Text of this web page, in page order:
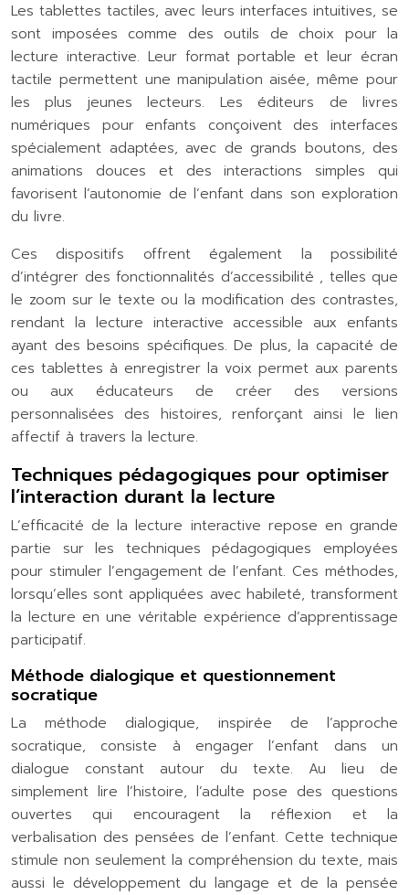
Les tablettes tactiles, avec leurs interfaces intuitives, se
sont imposées comme des outils de choix pour la
lecture interactive. Leur format portable et leur écran
tactile permettent une manipulation aisée, même pour
les plus jeunes lecteurs. Les éditeurs de livres
numériques pour enfants conçoivent des interfaces
spécialement adaptées, avec de grands boutons, des
animations douces et des interactions simples qui
favorisent l’autonomie de l’enfant dans son exploration
du livre.
Ces dispositifs offrent également la possibilité
d’intégrer des fonctionnalités d’accessibilité , telles que
le zoom sur le texte ou la modification des contrastes,
rendant la lecture interactive accessible aux enfants
ayant des besoins spécifiques. De plus, la capacité de
ces tablettes à enregistrer la voix permet aux parents
ou aux éducateurs de créer des versions
personnalisées des histoires, renforçant ainsi le lien
affectif à travers la lecture.
Techniques pédagogiques pour optimiser
l’interaction durant la lecture
L’efficacité de la lecture interactive repose en grande
partie sur les techniques pédagogiques employées
pour stimuler l’engagement de l’enfant. Ces méthodes,
lorsqu’elles sont appliquées avec habileté, transforment
la lecture en une véritable expérience d’apprentissage
participatif.
Méthode dialogique et questionnement
socratique
La méthode dialogique, inspirée de l’approche
socratique, consiste à engager l’enfant dans un
dialogue constant autour du texte. Au lieu de
simplement lire l’histoire, l’adulte pose des questions
ouvertes qui encouragent la réflexion et la
verbalisation des pensées de l’enfant. Cette technique
stimule non seulement la compréhension du texte, mais
aussi le développement du langage et de la pensée